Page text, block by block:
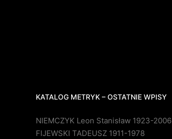
KATALOG METRYK – OSTATNIE WPISY
NIEMCZYK Leon Stanisław 1923-2006
FIJEWSKI TADEUSZ 1911-1978